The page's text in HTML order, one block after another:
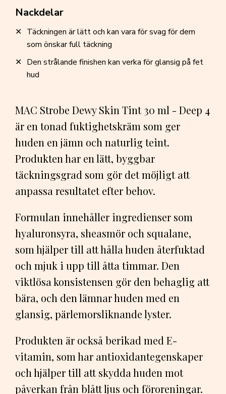
MAC Strobe Dewy Skin Tint 30 ml - Deep 4
är en tonad fuktighetskräm som ger
huden en jämn och naturlig teint.
Produkten har en lätt, byggbar
täckningsgrad som gör det möjligt att
anpassa resultatet efter behov.
Formulan innehåller ingredienser som
hyaluronsyra, sheasmör och squalane,
som hjälper till att hålla huden återfuktad
och mjuk i upp till åtta timmar. Den
viktlösa konsistensen gör den behaglig att
bära, och den lämnar huden med en
glansig, pärlemorsliknande lyster.
Produkten är också berikad med E-
vitamin, som har antioxidantegenskaper
och hjälper till att skydda huden mot
påverkan från blått ljus och föroreningar.
Nackdelar
Täckningen är lätt och kan vara för svag för dem
som önskar full täckning
Den strålande finishen kan verka för glansig på fet
hud